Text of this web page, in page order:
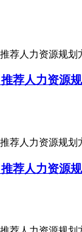
荐人力资源
荐人力资源